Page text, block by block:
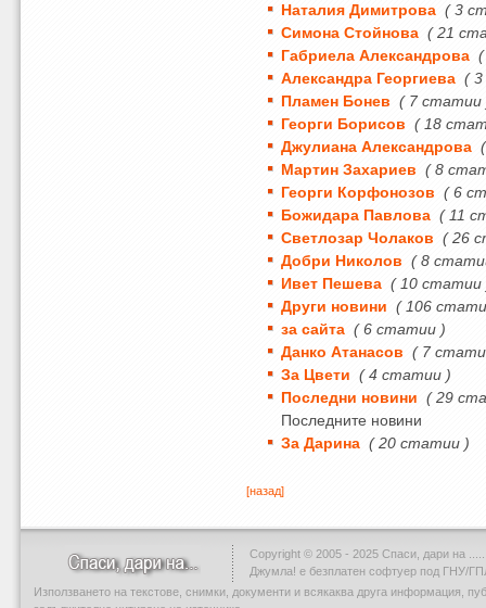
Наталия Димитрова ( 3
Симона Стойнова ( 21
Габриела Александрова
Александра Георгиева (
Пламен Бонев ( 7 статии
Георги Борисов ( 18
Джулиана Александрова
Мартин Захариев ( 8
Георги Корфонозов ( 6
Божидара Павлова ( 11
Светлозар Чолаков ( 26
Добри Николов ( 8
Ивет Пешева ( 10 статии
Други новини ( 106
за сайта ( 6 статии )
Данко Атанасов ( 7
За Цвети ( 4 статии )
Последни новини ( 29
Последните новини
За Дарина ( 20 статии )
[назад]
Copyright © 2005 - 2025 Спаси, дари на .....
Джумла! е безплатен софтуер под ГНУ/
Използването на текстове, снимки, документи и всякаква друга информация,